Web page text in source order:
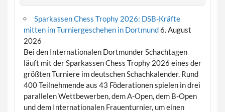
Sparkassen Chess Trophy 2026: DSB-Kräfte
mitten im Turniergeschehen in Dortmund6. August
2026
Bei den Internationalen Dortmunder Schachtagen
läuft mit der Sparkassen Chess Trophy 2026 eines der
größten Turniere im deutschen Schachkalender. Rund
400 Teilnehmende aus 43 Föderationen spielen in drei
parallelen Wettbewerben, dem A-Open, dem B-Open
und dem Internationalen Frauenturnier, um einen